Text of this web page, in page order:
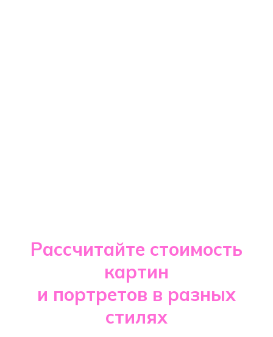
Рассчитайте стоимость
картин
и портретов в разных
стилях